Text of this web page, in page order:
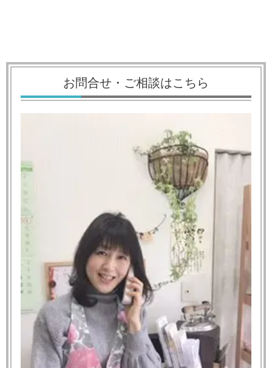
お問合せ・ご相談はこちら